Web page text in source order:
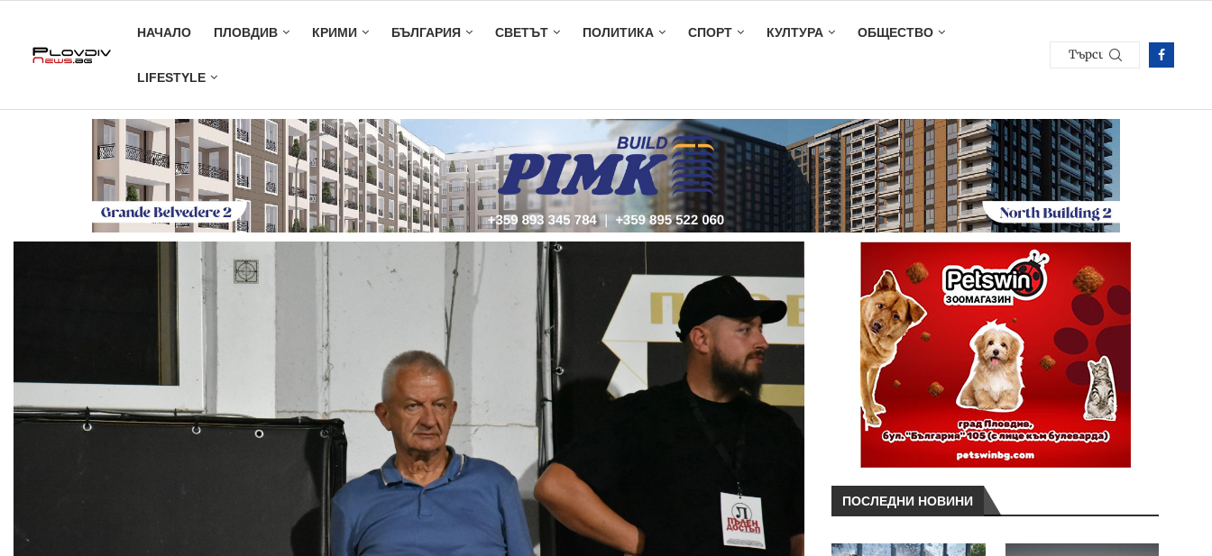
НАЧАЛО ПЛОВДИВ КРИМИ БЪЛГАРИЯ СВЕТЪТ ПОЛИТИКА СПОРТ КУЛТУРА ОБЩЕСТВО
LIFESTYLE
ПОСЛЕДНИ НОВИНИ